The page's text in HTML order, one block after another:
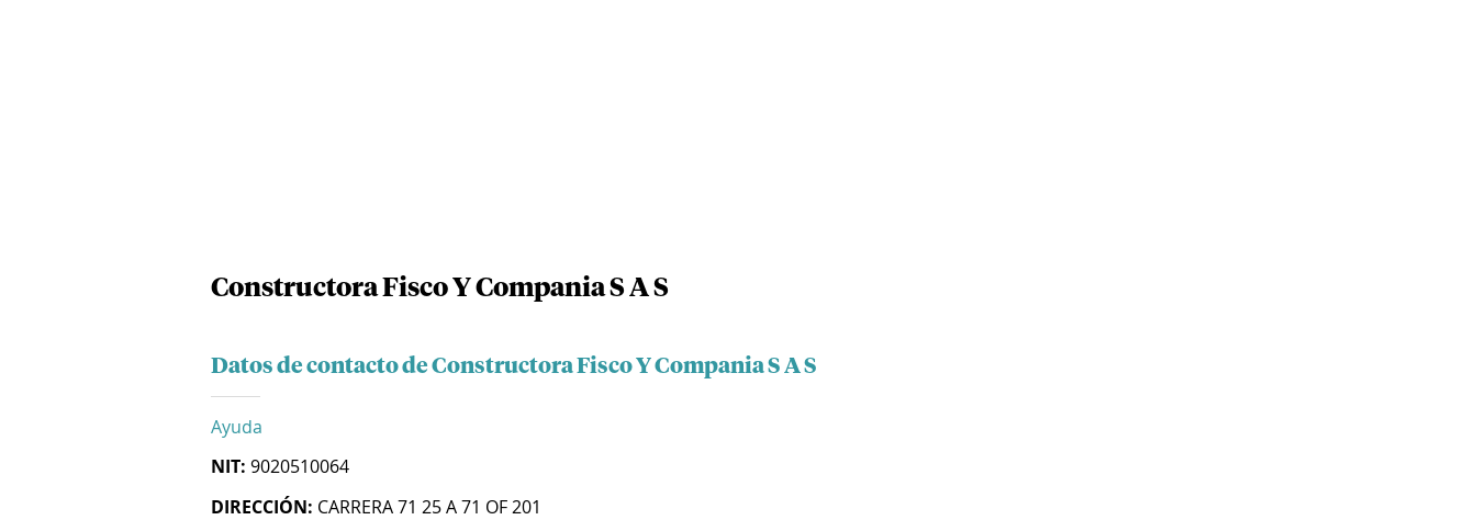
Constructora Fisco Y Compania S A S
Datos de contacto de Constructora Fisco Y Compania S A S
Ayuda
NIT: 9020510064
DIRECCIÓN: CARRERA 71 25 A 71 OF 201